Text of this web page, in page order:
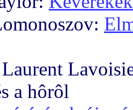
a hôrôl